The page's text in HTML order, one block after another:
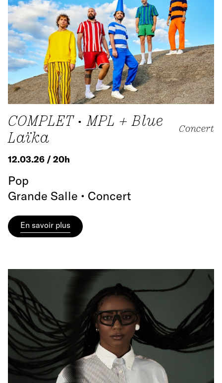
COMPLET • MPL + Blue
Laïka
Concert
12.03.26 / 20h
Pop
Grande Salle • Concert
En savoir plus